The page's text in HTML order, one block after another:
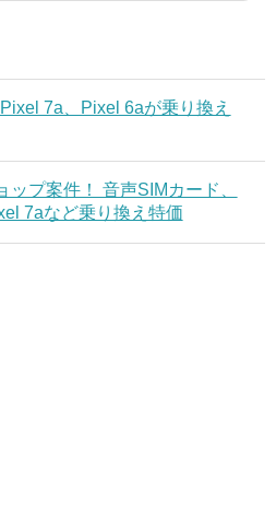
7a、Pixel 6aが乗り換え
ップ案件！ 音声SIMカード、
7aなど乗り換え特価